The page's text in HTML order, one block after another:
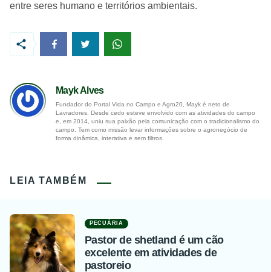
entre seres humano e territórios ambientais.
Mayk Alves
Fundador do Portal Vida no Campo e Agro20, Mayk é neto de
Lavradores. Desde cedo esteve envolvido com as atividades do campo
e, em 2014, uniu sua paixão pela comunicação com o tradicionalismo do
campo. Tem como missão levar informações sobre o agronegócio de
forma dinâmica, interativa e sem filtros.
LEIA TAMBÉM
PECUÁRIA
Pastor de shetland é um cão
excelente em atividades de
pastoreio